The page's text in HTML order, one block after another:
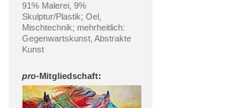
91% Malerei, 9%
Skulptur/Plastik; Oel,
Mischtechnik; mehrheitlich:
Gegenwartskunst, Abstrakte
Kunst
pro-Mitgliedschaft: